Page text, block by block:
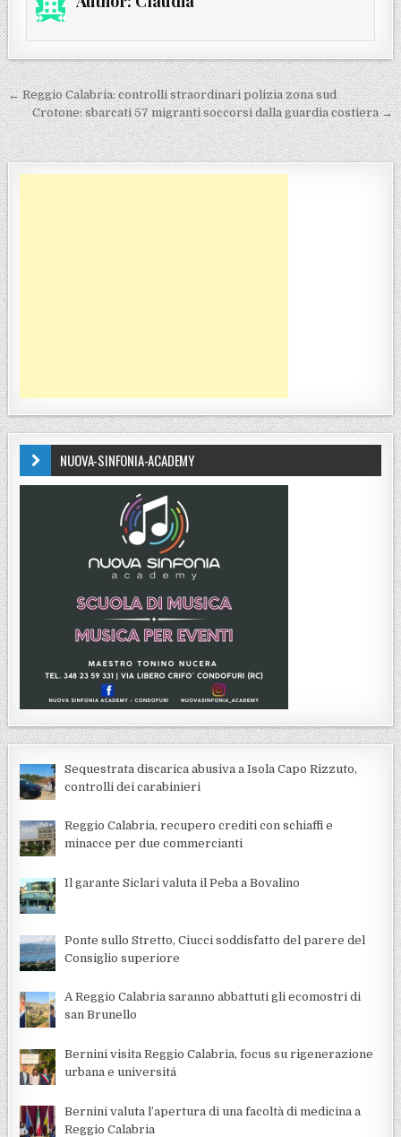
Navigazione articoli
← Reggio Calabria: controlli straordinari polizia zona sud
Crotone: sbarcati 57 migranti soccorsi dalla guardia costiera →
NUOVA-SINFONIA-ACADEMY
Sequestrata discarica abusiva a Isola Capo Rizzuto,
controlli dei carabinieri
Reggio Calabria, recupero crediti con schiaffi e
minacce per due commercianti
Il garante Siclari valuta il Peba a Bovalino
Ponte sullo Stretto, Ciucci soddisfatto del parere del
Consiglio superiore
A Reggio Calabria saranno abbattuti gli ecomostri di
san Brunello
Bernini visita Reggio Calabria, focus su rigenerazione
urbana e universitá
Bernini valuta l’apertura di una facoltà di medicina a
Reggio Calabria